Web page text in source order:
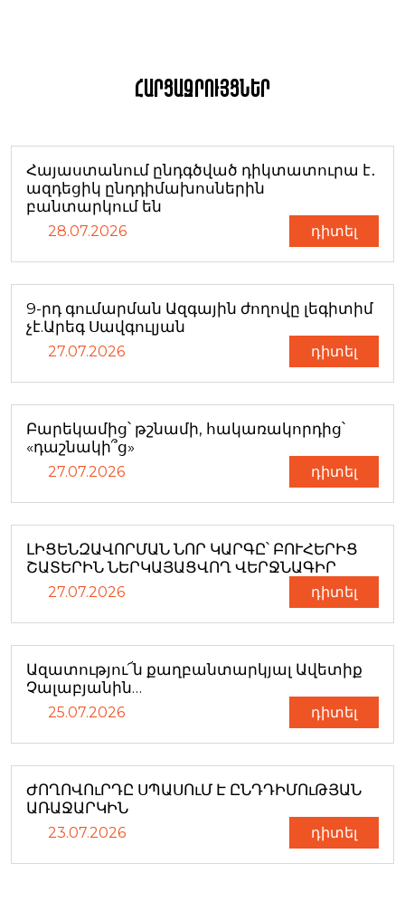
Հարցազրույցներ
Հայաստանում ընդգծված դիկտատուրա է․
ազդեցիկ ընդդիմախոսներին
բանտարկում են
28.07.2026 դիտել
9-րդ գումարման Ազգային ժողովը լեգիտիմ
չէ.Արեգ Սավգուլյան
27.07.2026 դիտել
Բարեկամից՝ թշնամի, հակառակորդից՝
«դաշնակի՞ց»
27.07.2026 դիտել
ԼԻՑԵՆԶԱՎՈՐՄԱՆ ՆՈՐ ԿԱՐԳԸ՝ ԲՈՒՀԵՐԻՑ
ՇԱՏԵՐԻՆ ՆԵՐԿԱՅԱՑՎՈՂ ՎԵՐՋՆԱԳԻՐ
27.07.2026 դիտել
Ազատությու՜ն քաղբանտարկյալ Ավետիք
Չալաբյանին…
25.07.2026 դիտել
ԺՈՂՈՎՈւՐԴԸ ՍՊԱՍՈւՄ Է ԸՆԴԴԻՄՈւԹՅԱՆ
ԱՌԱՋԱՐԿԻՆ
23.07.2026 դիտել